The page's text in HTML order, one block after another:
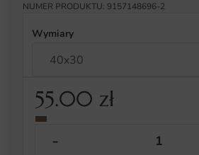
NUMER PRODUKTU: 9157148696-2
Wymiary
55.00 zł